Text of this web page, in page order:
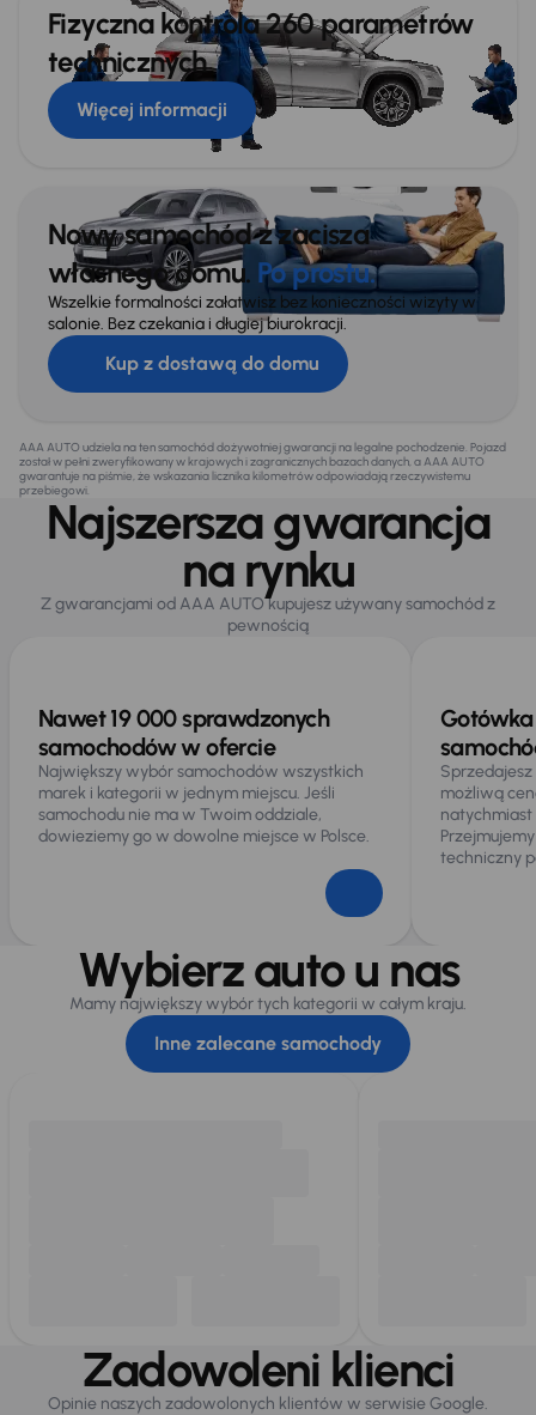
Fizyczna kontrola 260 parametrów
technicznych
Więcej informacji
Nowy samochód z zacisza
własnego domu. Po prostu.
Wszelkie formalności załatwisz bez konieczności wizyty w
salonie. Bez czekania i długiej biurokracji.
Kup z dostawą do domu
AAA AUTO udziela na ten samochód dożywotniej gwarancji na legalne pochodzenie. Pojazd
został w pełni zweryfikowany w krajowych i zagranicznych bazach danych, a AAA AUTO
gwarantuje na piśmie, że wskazania licznika kilometrów odpowiadają rzeczywistemu
przebiegowi.
Najszersza gwarancja
na rynku
Z gwarancjami od AAA AUTO kupujesz używany samochód z
pewnością
Nawet 19 000 sprawdzonych
samochodów w ofercie
Największy wybór samochodów wszystkich
marek i kategorii w jednym miejscu. Jeśli
samochodu nie ma w Twoim oddziale,
dowieziemy go w dowolne miejsce w Polsce.
możliwą
techniczny
Wybierz auto u nas
Mamy największy wybór tych kategorii w całym kraju.
Inne zalecane samochody
Zadowoleni klienci
Opinie naszych zadowolonych klientów w serwisie Google.